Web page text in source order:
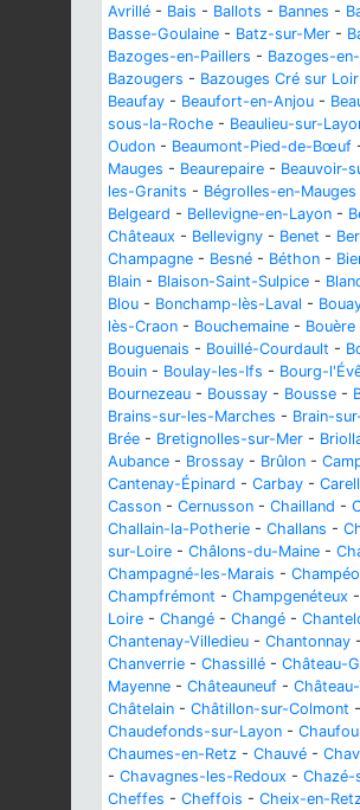
Avrillé - Bais - Ballots - Bannes -
Basse-Goulaine - Batz-sur-Mer -
Bazoges-en-Paillers - Bazoges-
Bazougers - Bazouges Cré sur Loir
Beaufay - Beaufort-en-Anjou -
sous-la-Roche - Beaulieu-sur-
Oudon - Beaumont-Pied-de-Bœuf
Mauges - Beaurepaire - Beauvoir-
les-Granits - Bégrolles-en-Mauges
Belgeard - Bellevigne-en-Layon -
Châteaux - Bellevigny - Benet -
Champagne - Besné - Béthon -
Blain - Blaison-Saint-Sulpice -
Blou - Bonchamp-lès-Laval -
lès-Craon - Bouchemaine - Bouère
Bouguenais - Bouillé-Courdault -
Bouin - Boulay-les-Ifs - Bourg-
Bournezeau - Boussay - Bousse -
Brains-sur-les-Marches - Brain-
Brée - Bretignolles-sur-Mer -
Aubance - Brossay - Brûlon -
Cantenay-Épinard - Carbay -
Casson - Cernusson - Chailland -
Challain-la-Potherie - Challans -
sur-Loire - Châlons-du-Maine -
Champagné-les-Marais -
Champfrémont - Champgenéteux -
Loire - Changé - Changé -
Chantenay-Villedieu - Chantonnay -
Chanverrie - Chassillé - Château-
Mayenne - Châteauneuf -
Châtelain - Châtillon-sur-Colmont -
Chaudefonds-sur-Layon -
Chaumes-en-Retz - Chauvé -
- Chavagnes-les-Redoux - Chazé-
Cheffes - Cheffois - Cheix-en-